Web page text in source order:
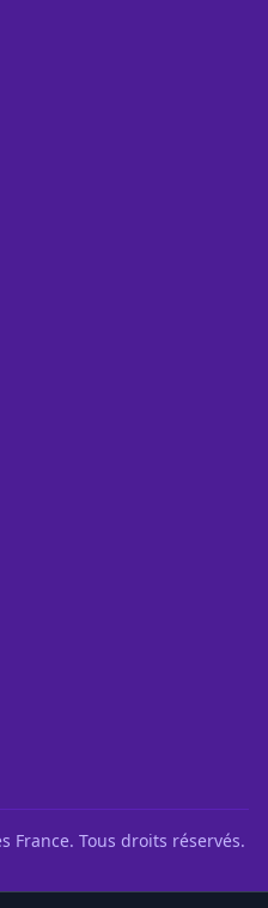
France. Tous droits réservés.